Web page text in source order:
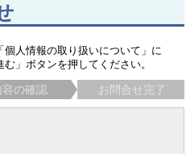
人情報の取り扱いについて」に
」ボタンを押してください。
容の確認 お問合せ完了